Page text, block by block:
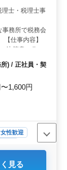
できる環境
務所で
います。40
活かして活
囲気であ
か。
事務所で税務会
仕事内容】
決算書の作成
仕事全般 ・経
お仕事をお願
ある方も歓迎
験者・シニ
ご応募下さ
) / 正社員・契
1,600円
女性歓迎
見る